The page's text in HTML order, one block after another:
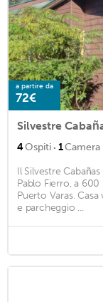
a partire da
72€
Silvestre
4Ospiti · 1Camera
Il Silvestre
Pablo Fierro, a
Puerto Varas.
e parcheggio ...